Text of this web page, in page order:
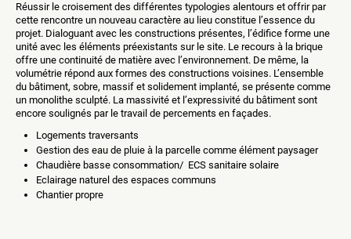
Réussir le croisement des différentes typologies alentours et offrir par
cette rencontre un nouveau caractère au lieu constitue l’essence du
projet. Dialoguant avec les constructions présentes, l’édifice forme une
unité avec les éléments préexistants sur le site. Le recours à la brique
offre une continuité de matière avec l’environnement. De même, la
volumétrie répond aux formes des constructions voisines. L’ensemble
du bâtiment, sobre, massif et solidement implanté, se présente comme
un monolithe sculpté. La massivité et l’expressivité du bâtiment sont
encore soulignés par le travail de percements en façades.
Logements traversants
Gestion des eau de pluie à la parcelle comme élément paysager
Chaudière basse consommation/ ECS sanitaire solaire
Eclairage naturel des espaces communs
Chantier propre